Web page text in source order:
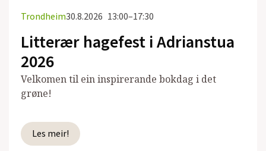
Trondheim30.8.2026 13:00–17:30
Litterær hagefest i Adrianstua
2026
Velkomen til ein inspirerande bokdag i det
grøne!
Les meir!